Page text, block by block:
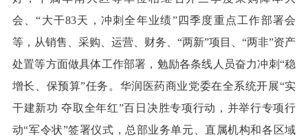
会、“大干83天，冲刺全年业绩”四季度重点工作部署会
等，从销售、采购、运营、财务、“两新”项目、“两非”资产
处置等方面做具体工作部署，勉励各条线人员奋力冲刺“稳
增长、保预算”任务。华润医药商业党委在全系统开展“实
干建新功 夺取全年红”百日决胜专项行动，并举行专项行
动“军令状”签署仪式，总部业务单元、直属机构和各区域